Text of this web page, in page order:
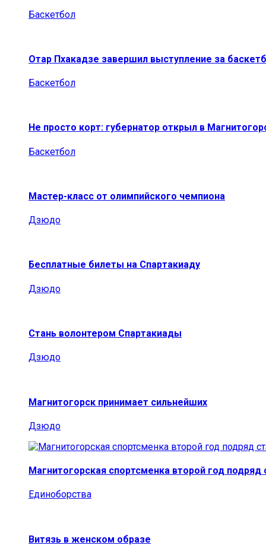
Баскетбол
Отар Пхакадзе завершил выступление за
Баскетбол
Не просто корт: губернатор открыл в
Баскетбол
Мастер-класс от олимпийского чемпиона
Дзюдо
Бесплатные билеты на Спартакиаду
Дзюдо
Стань волонтером Спартакиады
Дзюдо
Магнитогорск принимает сильнейших
Дзюдо
Магнитогорская спортсменка второй год подряд
Единоборства
Витязь в женском образе